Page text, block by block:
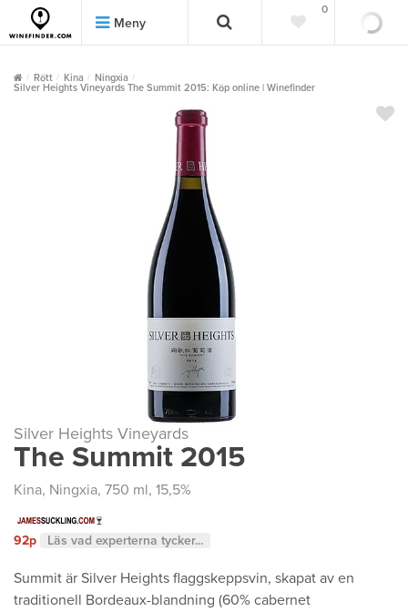
Meny
0
Rött Kina
Ningxia
Silver Heights Vineyards The Summit 2015: Köp online | Winefinder
Silver Heights Vineyards
The Summit 2015
Kina, Ningxia, 750 ml, 15,5%
92p Läs vad experterna tycker...
Summit är Silver Heights flaggskeppsvin, skapat av en
traditionell Bordeaux-blandning (60% cabernet
""